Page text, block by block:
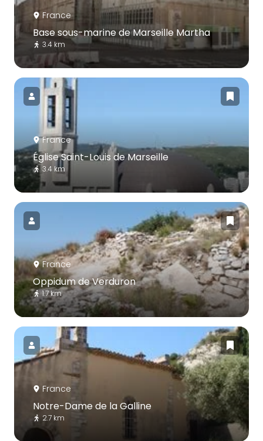
France
Base sous-marine de Marseille Martha
3.4 km
France
Église Saint-Louis de Marseille
3.4 km
France
Oppidum de Verduron
1.7 km
France
Notre-Dame de la Galline
2.7 km